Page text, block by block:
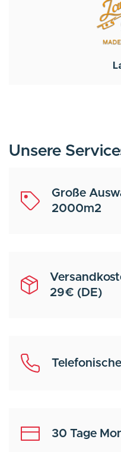
Unsere
Große
2000m2
29€ (DE)
30 Tage